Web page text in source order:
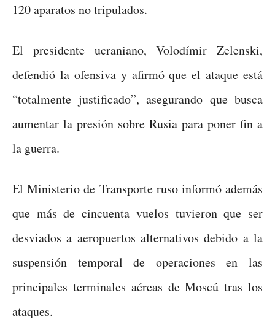
120 aparatos no tripulados.
El presidente ucraniano, Volodímir Zelenski,
defendió la ofensiva y afirmó que el ataque está
“totalmente justificado”, asegurando que busca
aumentar la presión sobre Rusia para poner fin a
la guerra.
El Ministerio de Transporte ruso informó además
que más de cincuenta vuelos tuvieron que ser
desviados a aeropuertos alternativos debido a la
suspensión temporal de operaciones en las
principales terminales aéreas de Moscú tras los
ataques.